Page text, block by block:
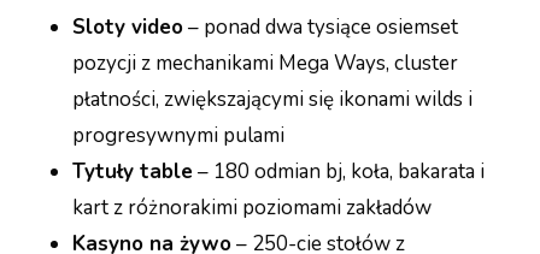
Sloty video– ponad dwa tysiące osiemset
pozycji z mechanikami Mega Ways, cluster
płatności, zwiększającymi się ikonami wilds i
progresywnymi pulami
Tytuły table – 180 odmian bj, koła, bakarata i
kart z różnorakimi poziomami zakładów
Kasyno na żywo– 250-cie stołów z